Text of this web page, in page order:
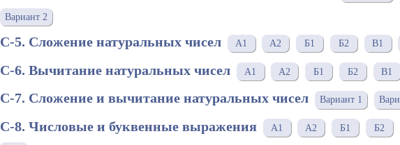
Вариант 2
С-5. Сложение натуральных чисел A1 A2 Б1 Б2 В1
С-6. Вычитание натуральных чисел А1 А2 Б1 Б2 В1
С-7. Сложение и вычитание натуральных чисел Вариант 1
С-8. Числовые и буквенные выражения A1 A2 Б1 Б2